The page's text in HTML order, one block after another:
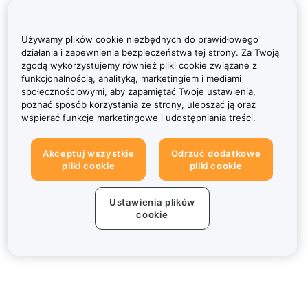
Używamy plików cookie niezbędnych do prawidłowego
działania i zapewnienia bezpieczeństwa tej strony. Za Twoją
zgodą wykorzystujemy również pliki cookie związane z
funkcjonalnością, analityką, marketingiem i mediami
społecznościowymi, aby zapamiętać Twoje ustawienia,
poznać sposób korzystania ze strony, ulepszać ją oraz
wspierać funkcje marketingowe i udostępniania treści.
Akceptuj wszystkie
pliki cookie
Odrzuć dodatkowe
pliki cookie
Ustawienia plików
cookie